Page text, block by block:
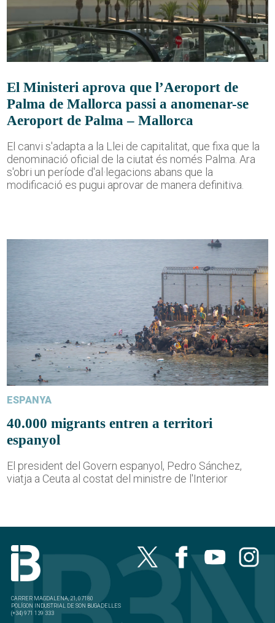
El Ministeri aprova que l’Aeroport de
Palma de Mallorca passi a anomenar-se
Aeroport de Palma – Mallorca
El canvi s'adapta a la Llei de capitalitat, que fixa que la
denominació oficial de la ciutat és només Palma. Ara
s'obri un període d'al·legacions abans que la
modificació es pugui aprovar de manera definitiva.
ESPANYA
40.000 migrants entren a territori
espanyol
El president del Govern espanyol, Pedro Sánchez,
viatja a Ceuta al costat del ministre de l'Interior
CARRER MAGDALENA, 21, 07180
POLÍGON INDUSTRIAL DE SON BUGADELLES
(+34) 971 139 333